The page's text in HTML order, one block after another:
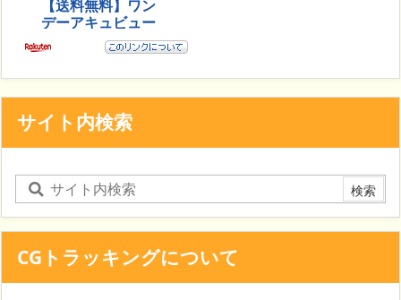
サイト内検索
CGトラッキングについて